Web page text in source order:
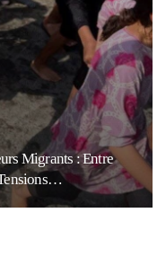
Migrants : Entre